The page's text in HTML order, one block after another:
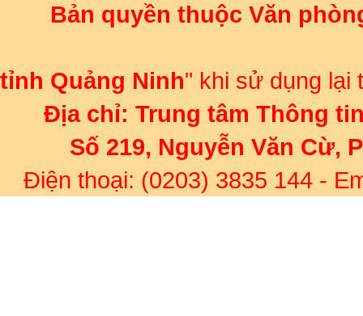
Bản quyền thuộc Văn
tỉnh Quảng Ninh" khi sử dụng lại
Địa chỉ: Trung tâm Thông
Số 219, Nguyễn Văn Cừ,
Điện thoại: (0203) 3835 144 -